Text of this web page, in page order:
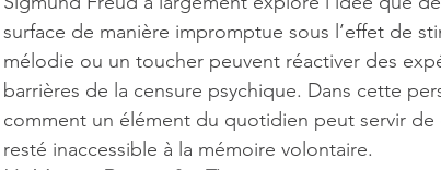
surface de manière impromptue sous l’effet de
mélodie ou un toucher peuvent réactiver des
barrières de la censure psychique. Dans cette
comment un élément du quotidien peut servir
resté inaccessible à la mémoire volontaire.